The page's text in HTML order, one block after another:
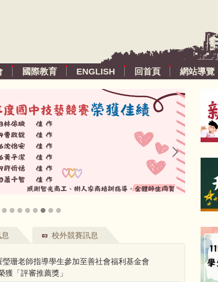
國際教育 ENGLISH 回首頁 網站導覽
校外競賽訊息
瑩珊老師指導學生參加至善社會福利基金會
獲「評審推薦獎」